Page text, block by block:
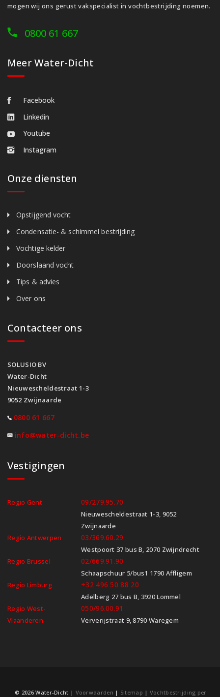
mogen wij ons gerust vakspecialist in vochtbestrijding noemen.
0800 61 667
Meer Water-Dicht
Facebook
Linkedin
Youtube
Instagram
Onze diensten
Opstijgend vocht
Condensatie- & schimmel bestrijding
Vochtige kelder
Doorslaand vocht
Tips & advies
Over ons
Contacteer ons
SOLUSIO BV
Water-Dicht
Nieuwescheldestraat 1-3
9052 Zwijnaarde
0800 61 667
info@water-dicht.be
Vestigingen
Regio Gent 09/279.95.70
Nieuwescheldestraat 1-3, 9052
Zwijnaarde
Regio Antwerpen
03/369.60.29
Westpoort 37 bus B, 2070 Zwijndrecht
Regio Brussel
02/669.91.90
Schaapschuur 5/bus1 1790 Affligem
Regio Limburg
+32 496 50 88 20
Adelberg 27 bus B, 3920 Lommel
Regio West-
Vlaanderen
050/96.00.91
Ververijstraat 9, 8790 Waregem
© 2026 Water-Dicht | Voorwaarden | Sitemap | Vochtbestrijding per